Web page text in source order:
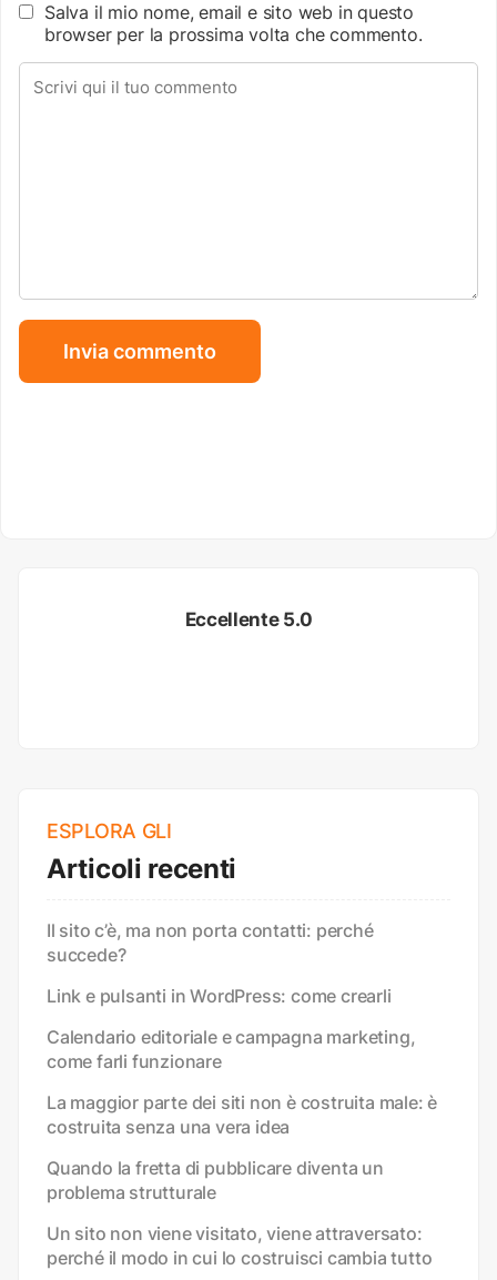
Salva il mio nome, email e sito web in questo
browser per la prossima volta che commento.
Eccellente 5.0
ESPLORA GLI
Articoli recenti
Il sito c’è, ma non porta contatti: perché
succede?
Link e pulsanti in WordPress: come crearli
Calendario editoriale e campagna marketing,
come farli funzionare
La maggior parte dei siti non è costruita male: è
costruita senza una vera idea
Quando la fretta di pubblicare diventa un
problema strutturale
Un sito non viene visitato, viene attraversato:
perché il modo in cui lo costruisci cambia tutto